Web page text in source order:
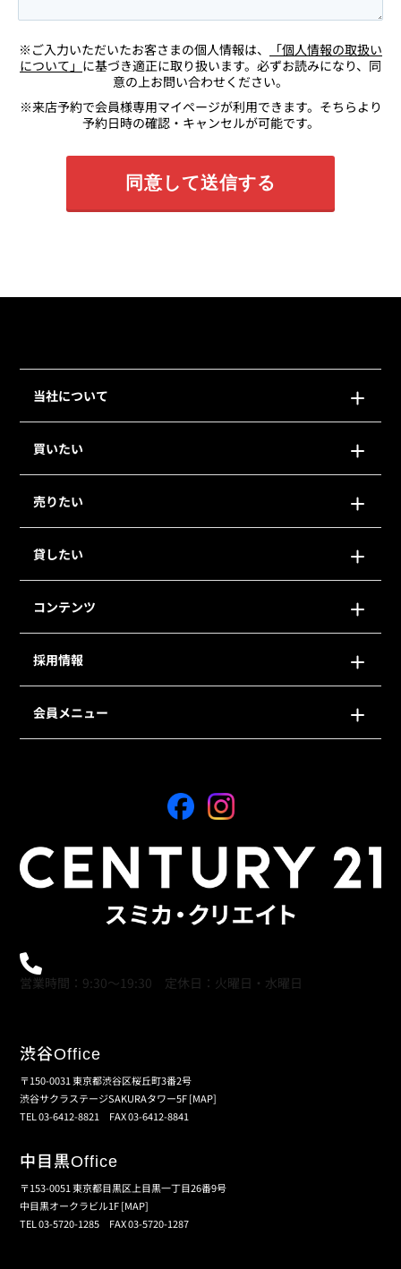
※ご入力いただいたお客さまの個人情報は、
「個人情報の取扱い
について」 に基づき適正に取り扱います。必ずお読みになり、同
意の上お問い合わせください。
※来店予約で会員様専用マイページが利用できます。そちらより
予約日時の確認・キャンセルが可能です。
当社について
買いたい
売りたい
貸したい
コンテンツ
採用情報
会員メニュー
営業時間：9:30～19:30 定休日：火曜日・水曜日
渋谷Office
〒150-0031 東京都渋谷区桜丘町3番2号
渋谷サクラステージSAKURAタワー5F[MAP]
TEL 03-6412-8821 FAX 03-6412-8841
中目黒Office
〒153-0051 東京都目黒区上目黒一丁目26番9号
中目黒オークラビル1F[MAP]
TEL 03-5720-1285 FAX 03-5720-1287